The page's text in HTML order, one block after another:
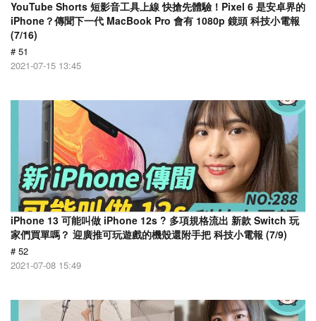
YouTube Shorts 短影音工具上線 快搶先體驗！Pixel 6 是安卓界的
iPhone？傳聞下一代 MacBook Pro 會有 1080p 鏡頭 科技小電報
(7/16)
# 51
2021-07-15 13:45
iPhone 13 可能叫做 iPhone 12s ? 多項規格流出 新款 Switch 玩
家們買單嗎？ 迎廣推可玩遊戲的機殼還附手把 科技小電報 (7/9)
# 52
2021-07-08 15:49